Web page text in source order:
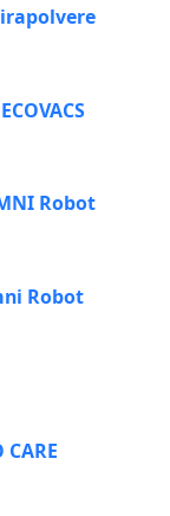
Robot
Robot
CARE